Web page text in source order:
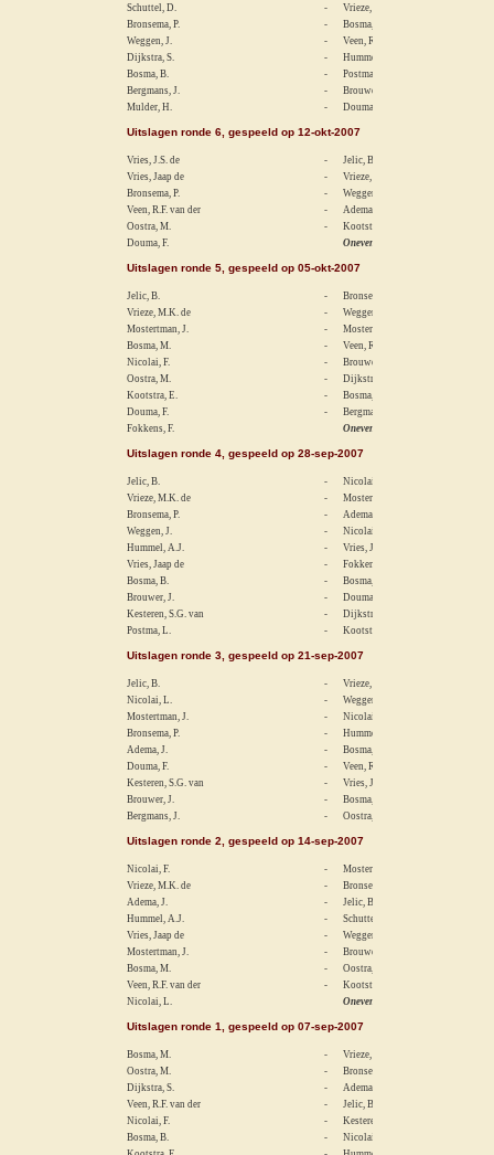
Schuttel, D.
-
Vrieze, M.K. de
Bronsema, P.
-
Bosma, M.
Weggen, J.
-
Veen, R.F. van der
Dijkstra, S.
-
Hummel, A.J.
Bosma, B.
-
Postma, L.
Bergmans, J.
-
Brouwer, J.
Mulder, H.
- Douma, F.
Uitslagen ronde 6, gespeeld op 12-okt-2007
Vries, J.S. de -
Jelic, B.
Vries, Jaap de
-
Vrieze, M.K. de
Bronsema, P.
-
Weggen, J.
Veen, R.F. van der
-
Adema, J.
Oostra, M.
-
Kootstra, E.
Douma, F.
Oneven
Uitslagen ronde 5, gespeeld op 05-okt-2007
Jelic, B. -
Bronsema, P.
Vrieze, M.K. de
-
Weggen, J.
Mostertman, J.
-
Mostertman, X.
Bosma, M.
-
Veen, R.F. van der
Nicolai, F.
-
Brouwer, J.
Oostra, M.
-
Dijkstra, S.
Kootstra, E.
-
Bosma, B.
Douma, F.
-
Bergmans, J.
Fokkens, F.
Oneven
Uitslagen ronde 4, gespeeld op 28-sep-2007
Jelic, B. -
Nicolai, L.
Vrieze, M.K. de
-
Mostertman, J.
Bronsema, P.
-
Adema, J.
Weggen, J.
-
Nicolai, F.
Hummel, A.J.
-
Vries, J.S. de
Vries, Jaap de
-
Fokkens, F.
Bosma, B.
-
Bosma, M.
Brouwer, J.
-
Douma, F.
Kesteren, S.G. van
-
Dijkstra, S.
Postma, L.
- Kootstra, E.
Uitslagen ronde 3, gespeeld op 21-sep-2007
Jelic, B. -
Vrieze, M.K. de
Nicolai, L.
-
Weggen, J.
Mostertman, J.
-
Nicolai, F.
Bronsema, P.
-
Hummel, A.J.
Adema, J.
-
Bosma, M.
Douma, F.
-
Veen, R.F. van der
Kesteren, S.G. van
-
Vries, Jaap de
Brouwer, J.
-
Bosma, B.
Bergmans, J.
- Oostra, M.
Uitslagen ronde 2, gespeeld op 14-sep-2007
Nicolai, F. -
Mostertman, X.
Vrieze, M.K. de
-
Bronsema, P.
Adema, J.
-
Jelic, B.
Hummel, A.J.
-
Schuttel, D.
Vries, Jaap de
-
Weggen, J.
Mostertman, J.
-
Brouwer, J.
Bosma, M.
-
Oostra, M.
Veen, R.F. van der
-
Kootstra, E.
Nicolai, L.
Oneven
Uitslagen ronde 1, gespeeld op 07-sep-2007
Bosma, M. -
Vrieze, M.K. de
Oostra, M.
-
Bronsema, P.
Dijkstra, S.
-
Adema, J.
Veen, R.F. van der
-
Jelic, B.
Nicolai, F.
-
Kesteren, S.G. van
Bosma, B.
-
Nicolai, L.